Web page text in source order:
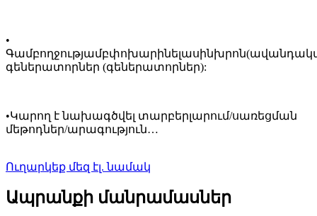
•
Գամբողջությամբփոխարինելասինխրոն
գեներատորներ (գեներատորներ):
•Կարող է նախագծվել տարբերլարում/սառեցման
մեթոդներ/արագություն…
Ուղարկեք մեզ էլ. նամակ
Ապրանքի մանրամասներ